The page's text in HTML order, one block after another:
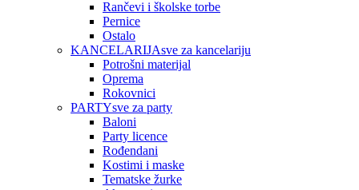
Rančevi i školske torbe
Pernice
Ostalo
KANCELARIJAsve za kancelariju
Potrošni materijal
Oprema
Rokovnici
PARTYsve za party
Baloni
Party licence
Rođendani
Kostimi i maske
Tematske žurke